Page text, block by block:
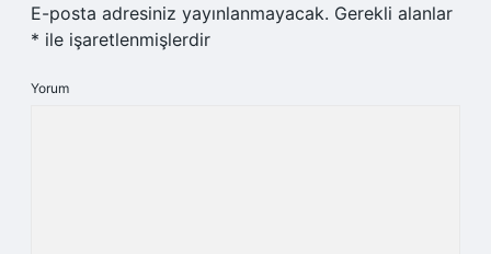
E-posta adresiniz yayınlanmayacak. Gerekli alanlar
* ile işaretlenmişlerdir
Yorum